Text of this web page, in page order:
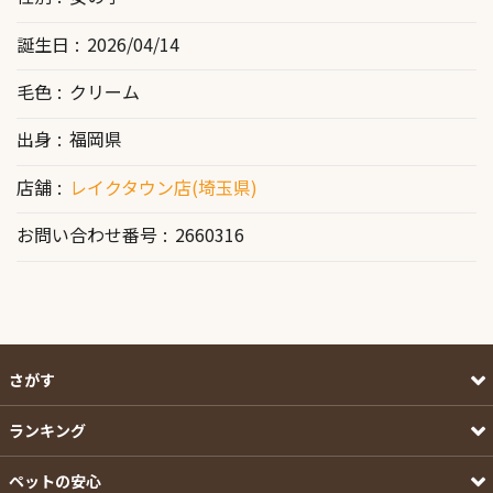
誕生日
2026/04/14
毛色
クリーム
出身
福岡県
店舗
レイクタウン店(埼玉県)
お問い合わせ番号
2660316
さがす
ランキング
ペットの安心